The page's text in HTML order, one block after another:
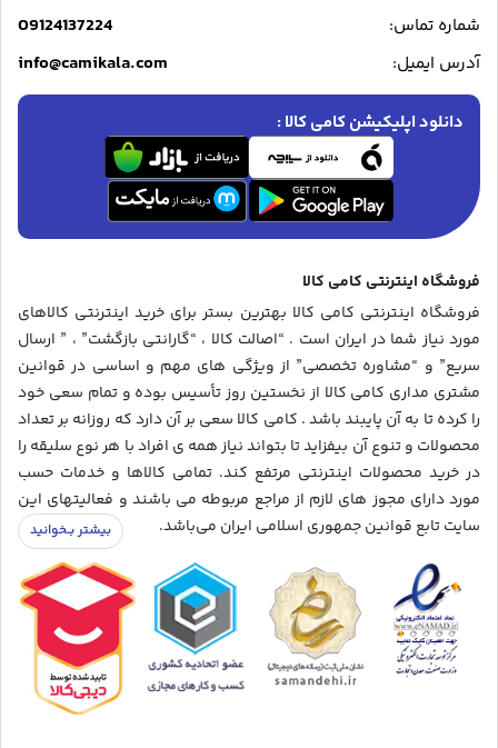
شماره تماس:
09124137224
آدرس ایمیل: info@camikala.com
دانلود اپلیکیشن کامی کالا :
فروشگاه اینترنتی کامی کالا
فروشگاه اینترنتی کامی کالا بهترین بستر برای خرید اینترنتی کالاهای
مورد نیاز شما در ایران است . “اصالت کالا ، “گارانتی بازگشت” ، ” ارسال
سریع” و “مشاوره تخصصی” از ویژگی های مهم و اساسی در قوانین
مشتری مداری کامی کالا از نخستین روز تأسیس بوده و تمام سعی خود
را کرده تا به آن پایبند باشد . کامی کالا سعی بر آن دارد که روزانه بر تعداد
محصولات و تنوع آن بیفزاید تا بتواند نیاز همه ی افراد با هر نوع سلیقه را
در خرید محصولات اینترنتی مرتفع کند. تمامی کالاها و خدمات حسب
مورد دارای مجوز های لازم از مراجع مربوطه می باشند و فعالیتهای این
سایت تابع قوانین جمهوری اسلامی ایران می‌باشد.